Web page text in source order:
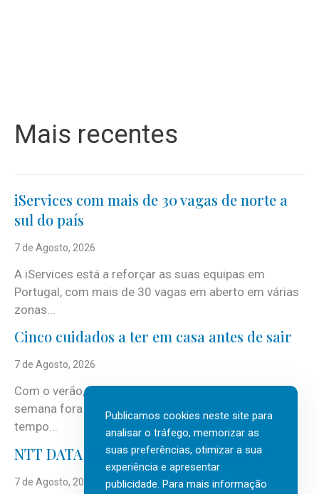
Mais recentes
iServices com mais de 30 vagas de norte a
sul do país
7 de Agosto, 2026
A iServices está a reforçar as suas equipas em
Portugal, com mais de 30 vagas em aberto em várias
zonas...
Cinco cuidados a ter em casa antes de sair
7 de Agosto, 2026
Com o verão, chegam também as férias, os fins-de-
semana fora e os dias em que a casa fica mais
tempo...
NTT DATA Insurtech Global Outlook 2026
7 de Agosto, 2026
Publicamos cookies neste site para
analisar o tráfego, memorizar as
suas preferências, otimizar a sua
experiência e apresentar
publicidade. Para mais informação